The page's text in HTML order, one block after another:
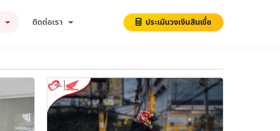
ติดต่อเรา ประเมินวงเงินสินเชื่อ